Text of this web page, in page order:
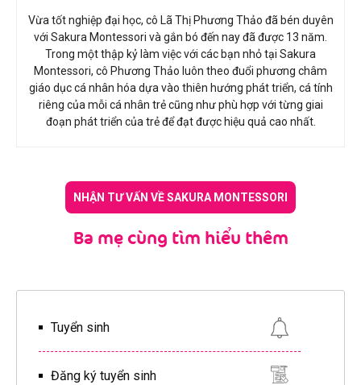
Vừa tốt nghiệp đại học, cô Lã Thị Phương Thảo đã bén duyên
với Sakura Montessori và gắn bó đến nay đã được 13 năm.
Trong một thập kỷ làm việc với các bạn nhỏ tại Sakura
Montessori, cô Phương Thảo luôn theo đuổi phương châm
giáo dục cá nhân hóa dựa vào thiên hướng phát triển, cá tính
riêng của mỗi cá nhân trẻ cũng như phù hợp với từng giai
đoạn phát triển của trẻ để đạt được hiệu quả cao nhất.
NHẬN TƯ VẤN VỀ SAKURA MONTESSORI
Ba mẹ cùng tìm hiểu thêm
Tuyển sinh
Đăng ký tuyển sinh